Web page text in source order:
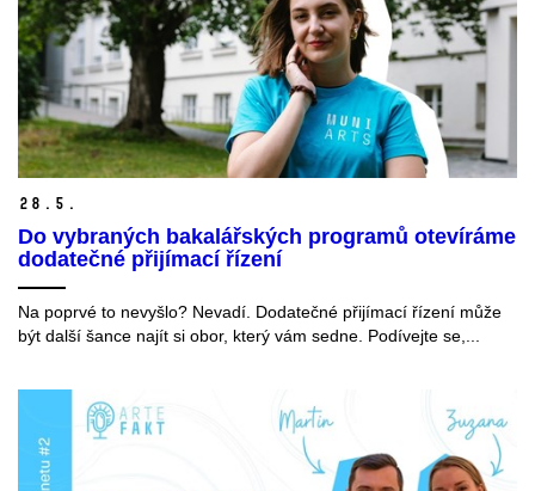
28. 5.
Do vybraných bakalářských programů otevíráme
dodatečné přijímací řízení
Na poprvé to nevyšlo? Nevadí. Dodatečné přijímací řízení může
být další šance najít si obor, který vám sedne. Podívejte se,...